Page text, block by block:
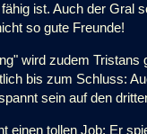
ist. Auch der Gral
so gute Freunde!
wird zudem
bis zum Schluss:
sein auf den
einen tollen Job: Er